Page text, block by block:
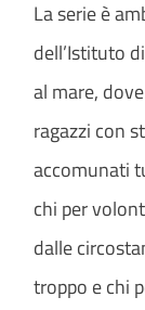
La serie è
dell’Istituto
al mare,
ragazzi con
accomunati
chi per
dalle
troppo e chi